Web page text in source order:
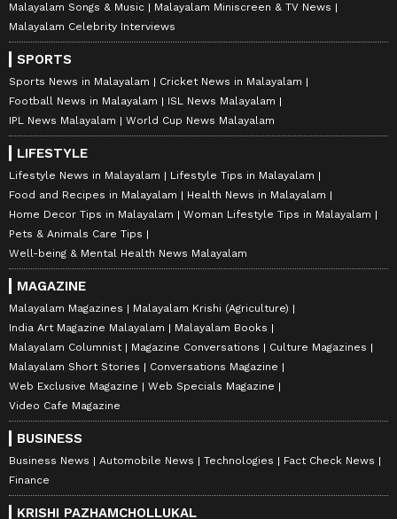
Malayalam Songs & Music
Malayalam Miniscreen & TV News
Malayalam Celebrity Interviews
SPORTS
Sports News in Malayalam
Cricket News in Malayalam
Football News in Malayalam
ISL News Malayalam
IPL News Malayalam
World Cup News Malayalam
LIFESTYLE
Lifestyle News in Malayalam
Lifestyle Tips in Malayalam
Food and Recipes in Malayalam
Health News in Malayalam
Home Decor Tips in Malayalam
Woman Lifestyle Tips in Malayalam
Pets & Animals Care Tips
Well-being & Mental Health News Malayalam
MAGAZINE
Malayalam Magazines
Malayalam Krishi (Agriculture)
India Art Magazine Malayalam
Malayalam Books
Malayalam Columnist
Magazine Conversations
Culture Magazines
Malayalam Short Stories
Conversations Magazine
Web Exclusive Magazine
Web Specials Magazine
Video Cafe Magazine
BUSINESS
Business News Automobile News Technologies
Fact Check News
Finance
KRISHI PAZHAMCHOLLUKAL